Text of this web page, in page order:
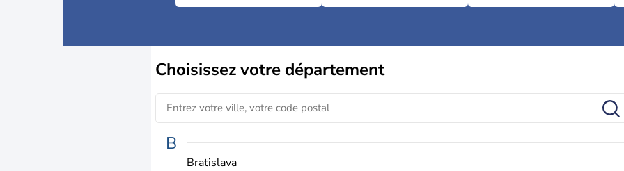
Choisissezvotre département
B
Bratislava